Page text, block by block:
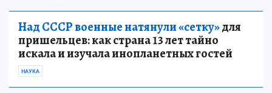
Над СССР военные натянули «сетку»для
пришельцев: как страна 13 лет тайно
искала и изучала инопланетных гостей
НАУКА